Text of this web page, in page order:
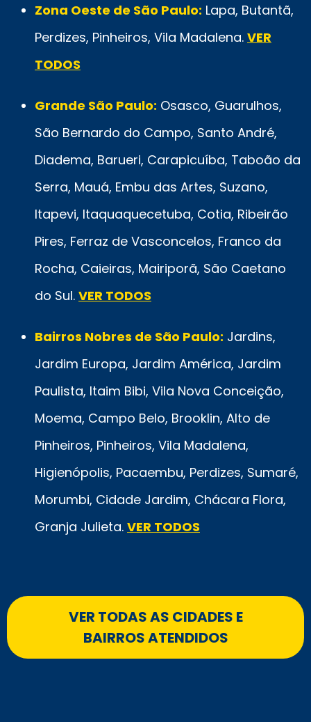
Zona Oeste de São Paulo: Lapa, Butantã,
Perdizes, Pinheiros, Vila Madalena. VER
TODOS
Grande São Paulo: Osasco, Guarulhos,
São Bernardo do Campo, Santo André,
Diadema, Barueri, Carapicuíba, Taboão da
Serra, Mauá, Embu das Artes, Suzano,
Itapevi, Itaquaquecetuba, Cotia, Ribeirão
Pires, Ferraz de Vasconcelos, Franco da
Rocha, Caieiras, Mairiporã, São Caetano
do Sul. VER TODOS
Bairros Nobres de São Paulo: Jardins,
Jardim Europa, Jardim América, Jardim
Paulista, Itaim Bibi, Vila Nova Conceição,
Moema, Campo Belo, Brooklin, Alto de
Pinheiros, Pinheiros, Vila Madalena,
Higienópolis, Pacaembu, Perdizes, Sumaré,
Morumbi, Cidade Jardim, Chácara Flora,
Granja Julieta. VER TODOS
VER TODAS AS CIDADES E
BAIRROS ATENDIDOS